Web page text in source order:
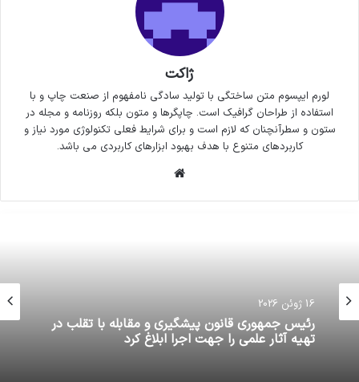
ژاکت
لورم ایپسوم متن ساختگی با تولید سادگی نامفهوم از صنعت چاپ و با
استفاده از طراحان گرافیک است. چاپگرها و متون بلکه روزنامه و مجله در
ستون و سطرآنچنان که لازم است و برای شرایط فعلی تکنولوژی مورد نیاز و
کاربردهای متنوع با هدف بهبود ابزارهای کاربردی می باشد.
16 ژوئن 2026
رئیس جمهوری قانون پیشگیری و مقابله با تقلب در
تهیه آثار علمی را جهت اجرا ابلاغ کرد